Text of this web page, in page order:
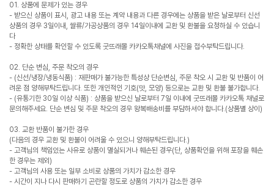
01. 상품에 문제가 있는 경우
- 받으신 상품이 표시, 광고 내용 또는 계약 내용과 다른 경우에는 상품을 받은 날로부터 신선
상품의 경우 3일이내, 쌀류/가공상품의 경우 14일이내에 교환 및 환불을 요청하실 수 있습니
다
- 정확한 상태를 확인할 수 있도록 굿뜨래몰 카카오톡채널에 사진을 접수부탁드립니다.
02. 단순 변심, 주문 착오의 경우
- (신선/냉장/냉동식품) : 재판매가 불가능한 특성상 단순변심, 주문 착오 시 교환 및 반품이 어
려운 점 양해부탁드립니다. 또한 개인적인 기호(맛, 모양) 등으로는 교환 및 환불 불가합니다.
- (유통기한 30일 이상 식품) : 상품을 받으신 날로부터 7일 이내에 굿뜨래몰 카카오톡 채널로
문의해주세요. 단순 변심 및 주문 착오의 경우 왕복배송비를 부담하셔야 합니다.(상품별 상이)
03. 교환 반품이 불가한 경우
(다음의 경우 교환 및 환불이 어려울 수 있으니 양해부탁드립니다.)
- 고객님의 책임있는 사유로 상품이 멸실되거나 훼손된 경우(단, 상품확인을 위해 포장을 훼손
한 경우는 제외)
- 고객님의 사용 또는 일부 소비로 상품의 가치가 감소한 경우
- 시간이 지나 다시 판매하기 곤란할 정도로 상품의 가치가 감소한 경우